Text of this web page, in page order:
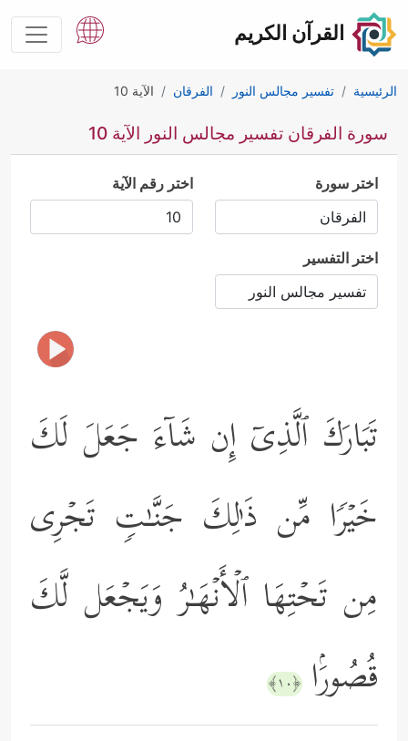
القرآن الكريم
الرئيسية تفسير مجالس النور الفرقان الآية 10
سورة الفرقان تفسير مجالس النور الآية 10
اختر سورة اختر رقم الآية
اختر التفسير
تَبَارَكَ ٱلَّذِیۤ إِن شَاۤءَ جَعَلَ لَكَ
خَیۡرࣰا مِّن ذَ ٰ⁠لِكَ جَنَّـٰتࣲ تَجۡرِی
مِن تَحۡتِهَا ٱلۡأَنۡهَـٰرُ وَیَجۡعَل لَّكَ
قُصُورَۢا ﴿١٠﴾